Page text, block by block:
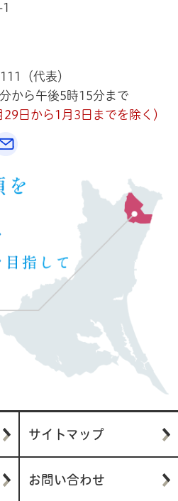
（代表）
から午後5時15分まで
29日から1月3日までを除く）
公式LINE
萩市YouTube公式チャンネル
サイトマップ
お問い合わせ